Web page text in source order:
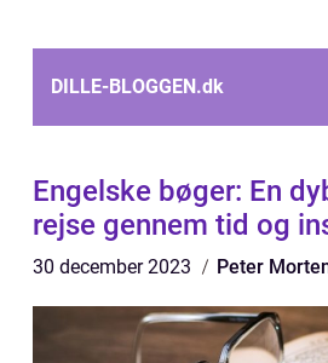
DILLE-BLOGGEN.dk
Engelske bøger: En
rejse gennem tid og
30 december 2023 Peter